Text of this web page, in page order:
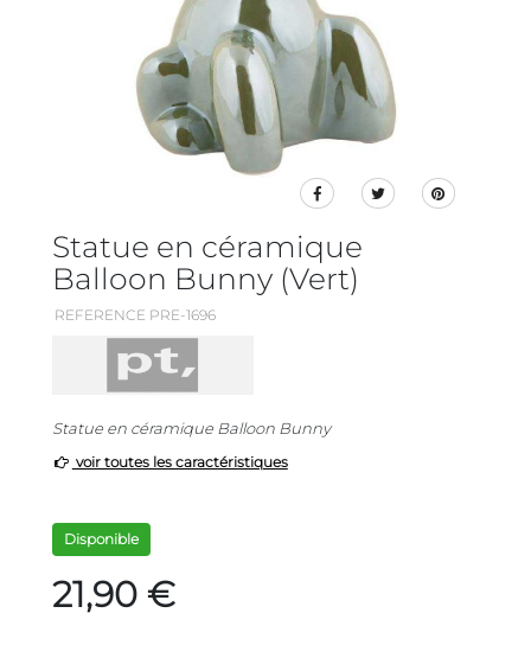
Statue en céramique
Balloon Bunny (Vert)
REFERENCE PRE-1696
Statue en céramique Balloon Bunny
voir toutes les caractéristiques
Disponible
21,90 €